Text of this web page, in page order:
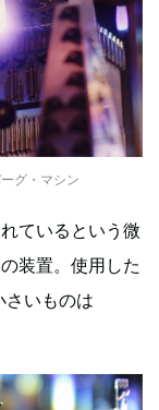
グ・マシン
ているという微
装置。使用した
いものは